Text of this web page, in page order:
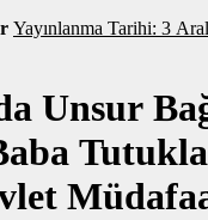
Yayınlanma
Unsur